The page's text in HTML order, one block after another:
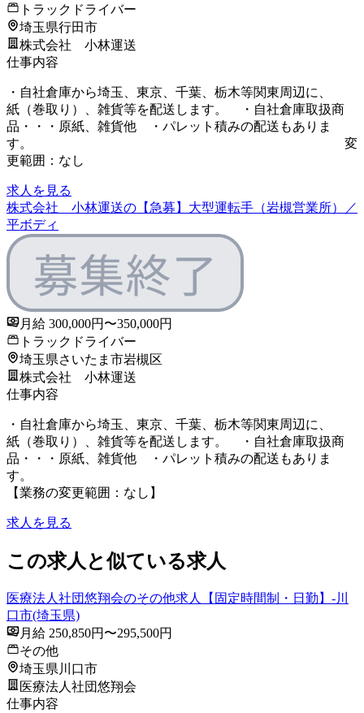
トラックドライバー
埼玉県行田市
株式会社 小林運送
仕事内容
・自社倉庫から埼玉、東京、千葉、栃木等関東周辺に、
紙（巻取り）、雑貨等を配送します。 ・自社倉庫取扱商
品・・・原紙、雑貨他 ・パレット積みの配送もありま
す。 変
更範囲：なし
求人を見る
株式会社 小林運送の【急募】大型運転手（岩槻営業所）／
平ボディ
月給 300,000円〜350,000円
トラックドライバー
埼玉県さいたま市岩槻区
株式会社 小林運送
仕事内容
・自社倉庫から埼玉、東京、千葉、栃木等関東周辺に、
紙（巻取り）、雑貨等を配送します。 ・自社倉庫取扱商
品・・・原紙、雑貨他 ・パレット積みの配送もありま
す。
【業務の変更範囲：なし】
求人を見る
この求人と似ている求人
医療法人社団悠翔会のその他求人【固定時間制・日勤】-川
口市(埼玉県)
月給 250,850円〜295,500円
その他
埼玉県川口市
医療法人社団悠翔会
仕事内容